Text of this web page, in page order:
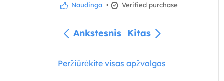
Naudinga • Verified purchase
Ankstesnis Kitas
Peržiūrėkite visas apžvalgas